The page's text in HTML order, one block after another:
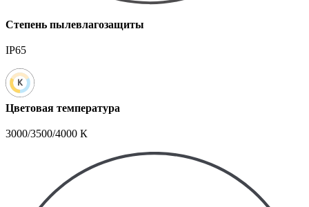
Степень пылевлагозащиты
IP65
Цветовая температура
3000/3500/4000 К